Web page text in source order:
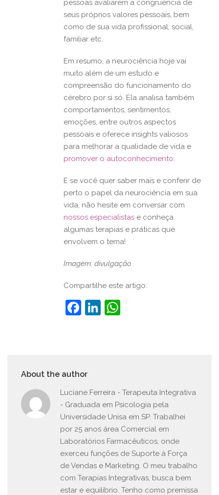
pessoas avaliarem a congruência de
seus próprios valores pessoais, bem
como de sua vida profissional, social,
familiar etc.
Em resumo, a neurociência hoje vai
muito além de um estudo e
compreensão do funcionamento do
cérebro por si só. Ela analisa também
comportamentos, sentimentos,
emoções, entre outros aspectos
pessoais e oferece insights valiosos
para melhorar a qualidade de vida e
promover o autoconhecimento.
E se você quer saber mais e conferir de
perto o papel da neurociência em sua
vida, não hesite em conversar com
nossos especialistas e conheça
algumas terapias e práticas que
envolvem o tema!
Imagem: divulgação
Compartilhe este artigo:
Facebook
LinkedIn
About the author
Luciane Ferreira - Terapeuta Integrativa
- Graduada em Psicologia pela
Universidade Unisa em SP. Trabalhei
por 25 anos área Comercial em
Laboratórios Farmacêuticos, onde
exerceu funções de Suporte à Força
de Vendas e Marketing. O meu trabalho
com Terapias Integrativas, busca bem
estar e equilíbrio. Tenho como premissa